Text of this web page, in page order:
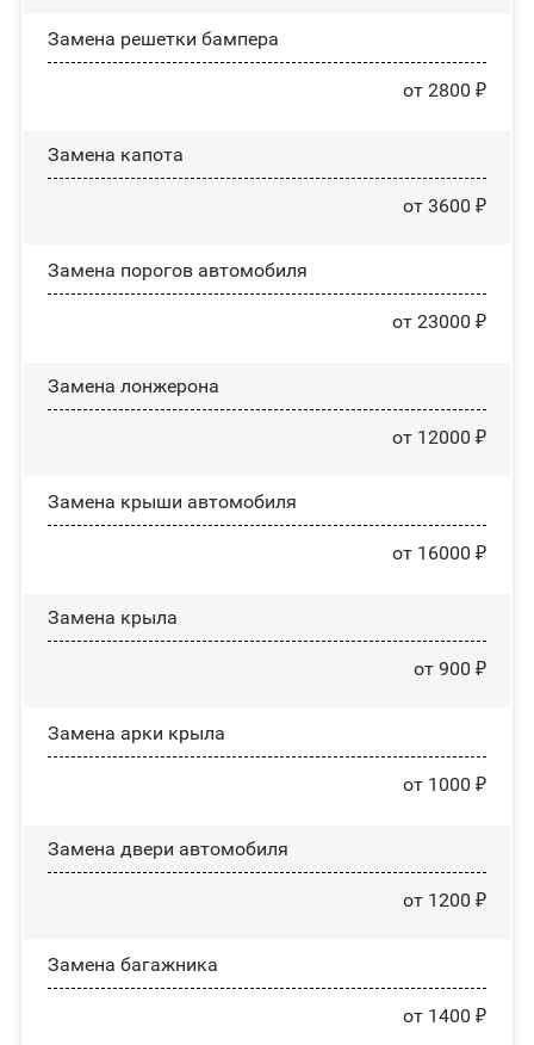
Замена решетки бампера
от 2800 ₽
Замена капота
от 3600 ₽
Замена порогов автомобиля
от 23000 ₽
Замена лонжерона
от 12000 ₽
Замена крыши автомобиля
от 16000 ₽
Замена крыла
от 900 ₽
Замена арки крыла
от 1000 ₽
Замена двери автомобиля
от 1200 ₽
Замена багажника
от 1400 ₽